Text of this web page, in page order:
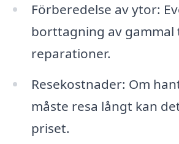
Förberedelse av ytor:
borttagning av gammal
reparationer.
Resekostnader: Om
måste resa långt kan
priset.